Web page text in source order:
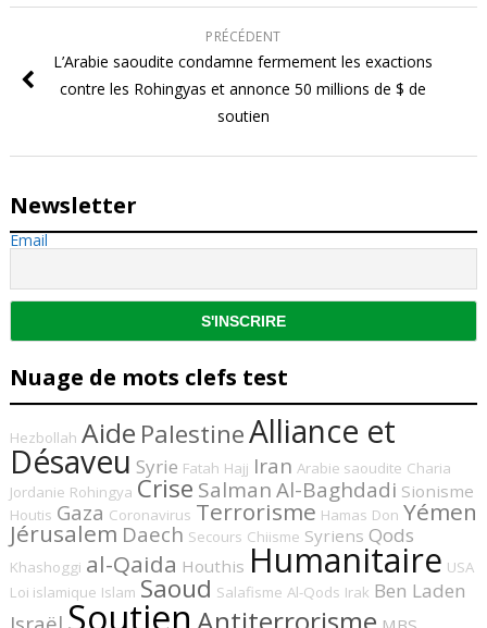
PRÉCÉDENT
L’Arabie saoudite condamne fermement les exactions
contre les Rohingyas et annonce 50 millions de $ de
soutien
Newsletter
Email
Nuage de mots clefs test
Hezbollah Aide PalestineAlliance et
Désaveu Syrie Fatah Hajj Iran Arabie saoudite Charia
Jordanie Rohingya Crise SalmanAl-Baghdadi Sionisme
Houtis Gaza Coronavirus Terrorisme Hamas Don Yémen
Jérusalem Daech Secours Chiisme Syriens Qods
Khashoggi al-Qaida Houthis Humanitaire USA
Loi islamique Islam Saoud Salafisme Al-Qods Irak Ben Laden
Soutien Antiterrorisme